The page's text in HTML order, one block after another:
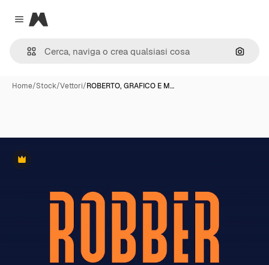
Close menu
Magnific
Cerca
Home/Stock/Vettori/ROBERTO, GRAFICO E M…
Premium